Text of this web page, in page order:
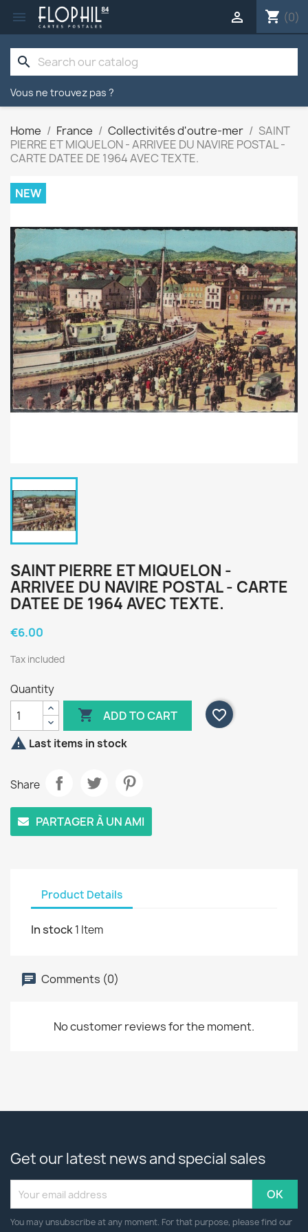
 shopping_cart (0)

search
Vous ne trouvez pas ?
Home France Collectivités d'outre-mer
SAINT
PIERRE ET MIQUELON - ARRIVEE DU NAVIRE POSTAL -
CARTE DATEE DE 1964 AVEC TEXTE.
NEW
SAINT PIERRE ET MIQUELON -
ARRIVEE DU NAVIRE POSTAL - CARTE
DATEE DE 1964 AVEC TEXTE.
€6.00
Tax included
Quantity
 ADD TO CART
favorite_border
 Last items in stock
Share
PARTAGER À UN AMI
Product Details
In stock1 Item
Comments (0)
No customer reviews for the moment.
Get our latest news and special sales
You may unsubscribe at any moment. For that purpose, please find our